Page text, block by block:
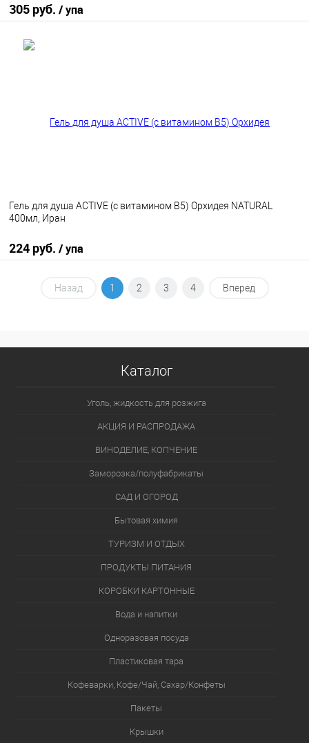
305 руб. / упа
Гель для душа ACTIVE (с витамином В5) Орхидея NATURAL
400мл, Иран
224 руб. / упа
В корзину
Назад 1 2 3 4 Вперед
Каталог
Уголь, жидкость для розжига
АКЦИЯ И РАСПРОДАЖА
ВИНОДЕЛИЕ, КОПЧЕНИЕ
Заморозка/полуфабрикаты
САД И ОГОРОД
Бытовая химия
ТУРИЗМ И ОТДЫХ
ПРОДУКТЫ ПИТАНИЯ
КОРОБКИ КАРТОННЫЕ
Вода и напитки
Одноразовая посуда
Пластиковая тара
Кофеварки, Кофе/Чай, Сахар/Конфеты
Пакеты
Крышки